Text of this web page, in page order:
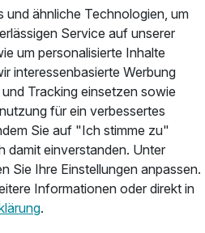
und ähnliche Technologien, um
Service auf unserer
um personalisierte Inhalte
interessenbasierte Werbung
Tracking einsetzen sowie
für ein verbessertes
Sie auf "Ich stimme zu"
damit einverstanden. Unter
Sie Ihre Einstellungen anpassen.
Informationen oder direkt in
.